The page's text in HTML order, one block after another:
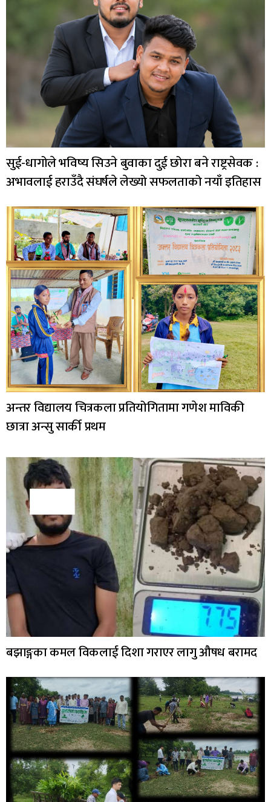
सुई-धागोले भविष्य सिउने बुवाका दुई छोरा बने राष्ट्रसेवक :
अभावलाई हराउँदै संघर्षले लेख्यो सफलताको नयाँ इतिहास
अन्तर विद्यालय चित्रकला प्रतियोगितामा गणेश माविकी
छात्रा अन्सु सार्की प्रथम
बझाङ्गका कमल विकलाई दिशा गराएर लागु औषध बरामद